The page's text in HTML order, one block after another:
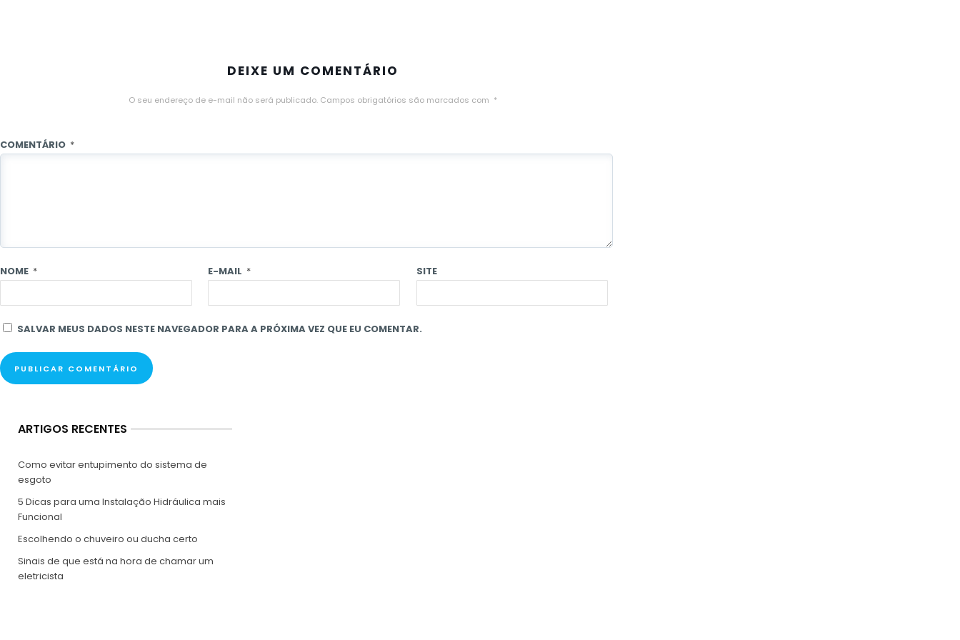
DEIXE UM COMENTÁRIO
O seu endereço de e-mail não será publicado. Campos obrigatórios são marcados com *
COMENTÁRIO *
NOME * E-MAIL * SITE
SALVAR MEUS DADOS NESTE NAVEGADOR PARA A PRÓXIMA VEZ QUE EU COMENTAR.
ARTIGOS RECENTES
Como evitar entupimento do sistema de
esgoto
5 Dicas para uma Instalação Hidráulica mais
Funcional
Escolhendo o chuveiro ou ducha certo
Sinais de que está na hora de chamar um
eletricista